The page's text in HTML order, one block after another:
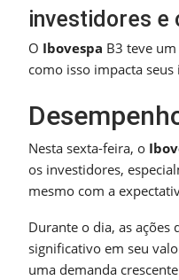
investidores e
O Ibovespa B3 teve
como isso impacta
Nesta sexta-feira, o
os investidores,
mesmo com a
Durante o dia, as ações
significativo em seu
uma demanda